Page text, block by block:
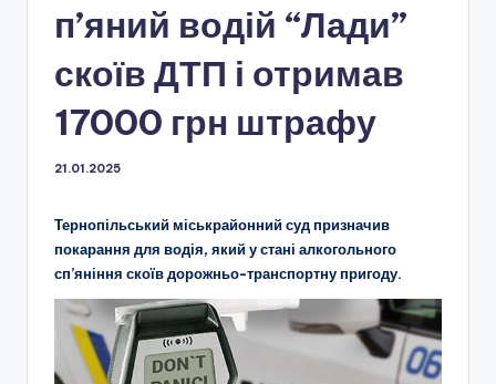
п’яний водій “Лади”
скоїв ДТП і отримав
17000 грн штрафу
21.01.2025
Тернопільський міськрайонний суд призначив
покарання для водія, який у стані алкогольного
сп’яніння скоїв дорожньо-транспортну пригоду.